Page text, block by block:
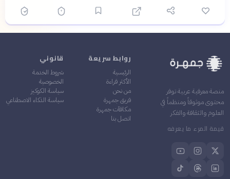
منصة معرفية عربية توفر
محتوى موثوقاً ومنظماً في
العلوم والثقافة والفكر
قيمة المرء ما يعرفه
روابط سريعة
الرئيسية
الأكثر قراءة
من نحن
فريق جمهرة
مكافآت جمهرة
اتصل بنا
قانوني
شروط الخدمة
الخصوصية
سياسة الكوكيز
سياسة الذكاء الاصطناعي